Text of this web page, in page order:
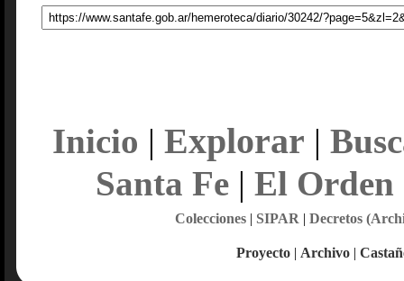
Inicio | Explorar |
Santa Fe| El Orden
Colecciones| SIPAR | Decretos
Proyecto | Archivo |